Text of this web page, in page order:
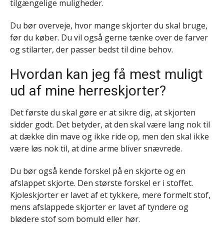
tilgængelige muligheder.
Du bør overveje, hvor mange skjorter du skal bruge,
før du køber. Du vil også gerne tænke over de farver
og stilarter, der passer bedst til dine behov.
Hvordan kan jeg få mest muligt
ud af mine herreskjorter?
Det første du skal gøre er at sikre dig, at skjorten
sidder godt. Det betyder, at den skal være lang nok til
at dække din mave og ikke ride op, men den skal ikke
være løs nok til, at dine arme bliver snævrede.
Du bør også kende forskel på en skjorte og en
afslappet skjorte. Den største forskel er i stoffet.
Kjoleskjorter er lavet af et tykkere, mere formelt stof,
mens afslappede skjorter er lavet af tyndere og
blødere stof som bomuld eller hør.